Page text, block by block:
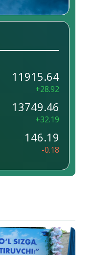
11915.64
+28.92
13749.46
+32.19
146.19
-0.18